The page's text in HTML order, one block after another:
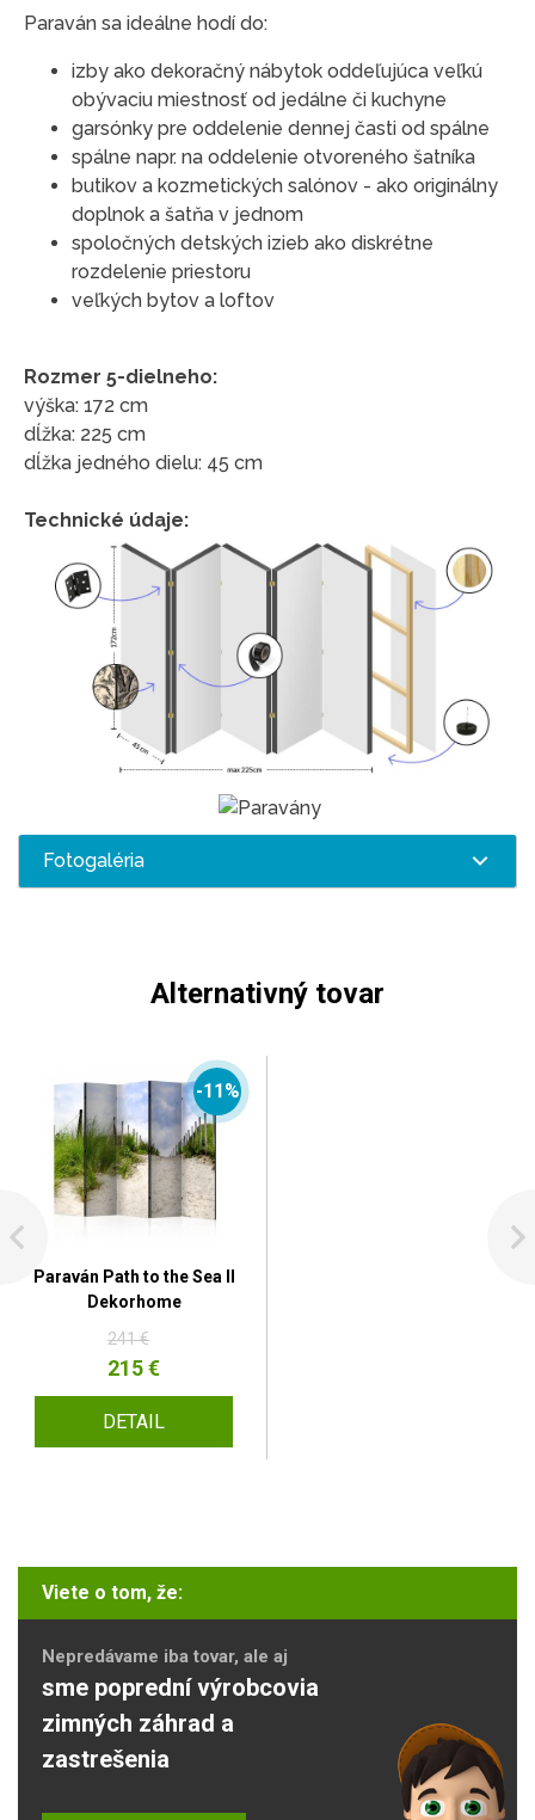
Paraván sa ideálne hodí do:
izby ako dekoračný nábytok oddeľujúca veľkú
obývaciu miestnosť od jedálne či kuchyne
garsónky pre oddelenie dennej časti od spálne
spálne napr. na oddelenie otvoreného šatníka
butikov a kozmetických salónov - ako originálny
doplnok a šatňa v jednom
spoločných detských izieb ako diskrétne
rozdelenie priestoru
veľkých bytov a loftov
Rozmer 5-dielneho:
výška: 172 cm
dĺžka: 225 cm
dĺžka jedného dielu: 45 cm
Technické údaje:
Fotogaléria
Alternativný tovar
-11%
Paraván Path to the Sea II
Dekorhome
241 €
215 €
DETAIL
Viete o tom, že:
Nepredávame iba tovar, ale aj
sme poprední výrobcovia
zimných záhrad a
zastrešenia